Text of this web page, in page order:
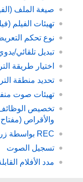
صيغة الملف
تهيئات الفيلم
نوع تحكم
تبديل تلقائي/
اختيار طريقة
تحديد منطقة
تهيئات صوت
تخصيص الوظائف
والأقراص (
تسجيل الصوت
مدد الأفلام